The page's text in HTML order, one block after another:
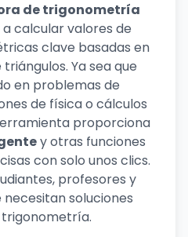
de trigonometría
calcular valores de
clave basadas en
Ya sea que
en problemas de
de física o cálculos
proporciona
y otras funciones
con solo unos clics.
profesores y
soluciones